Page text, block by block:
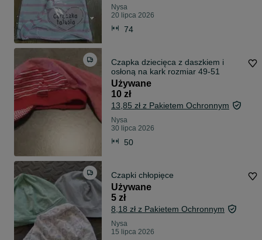
Nysa
20 lipca 2026
74
Czapka dziecięca z daszkiem i
osłoną na kark rozmiar 49-51
Używane
10 zł
13,85 zł z Pakietem Ochronnym
Nysa
30 lipca 2026
50
Czapki chłopięce
Używane
5 zł
8,18 zł z Pakietem Ochronnym
Nysa
15 lipca 2026